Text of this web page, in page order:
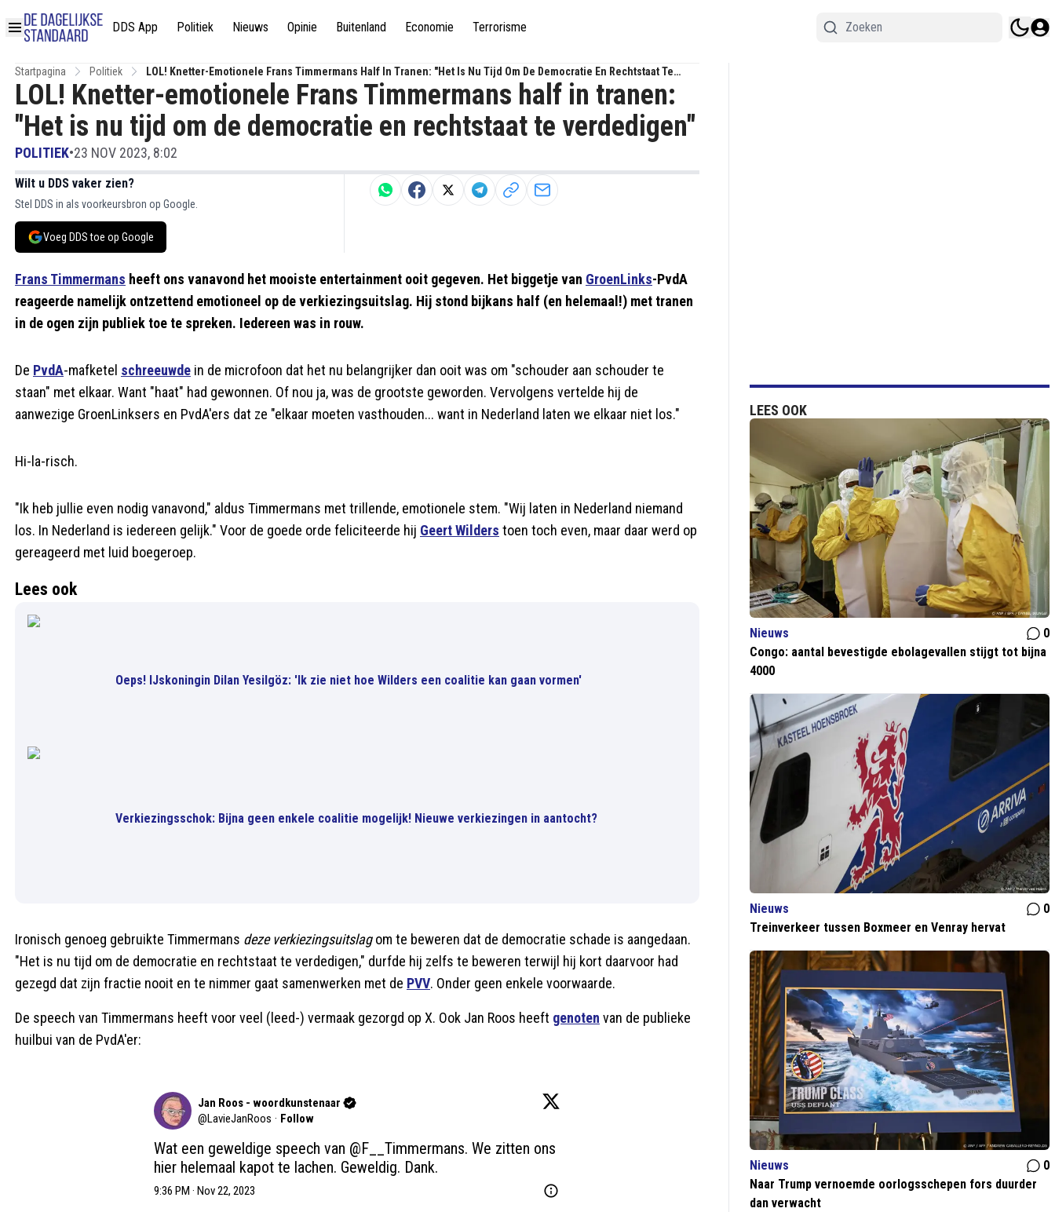
DDS App Politiek Nieuws Opinie Buitenland Economie Terrorisme
Startpagina Politiek
LOL! Knetter-Emotionele Frans Timmermans Half In Tranen: "Het Is Nu Tijd Om De Democratie En Rechtstaat Te
Verdedigen"
LOL! Knetter-emotionele Frans Timmermans half in tranen:
"Het is nu tijd om de democratie en rechtstaat te verdedigen"
POLITIEK•23 NOV 2023, 8:02
Wilt u DDS vaker zien?
Stel DDS in als voorkeursbron op Google.
Voeg DDS toe op Google
Frans Timmermans heeft ons vanavond het mooiste entertainment ooit gegeven. Het biggetje van GroenLinks-PvdA
reageerde namelijk ontzettend emotioneel op de verkiezingsuitslag. Hij stond bijkans half (en helemaal!) met tranen
in de ogen zijn publiek toe te spreken. Iedereen was in rouw.
De PvdA-mafketel schreeuwde in de microfoon dat het nu belangrijker dan ooit was om "schouder aan schouder te
staan" met elkaar. Want "haat" had gewonnen. Of nou ja, was de grootste geworden. Vervolgens vertelde hij de
aanwezige GroenLinksers en PvdA'ers dat ze "elkaar moeten vasthouden... want in Nederland laten we elkaar niet los."
Hi-la-risch.
"Ik heb jullie even nodig vanavond," aldus Timmermans met trillende, emotionele stem. "Wij laten in Nederland niemand
los. In Nederland is iedereen gelijk." Voor de goede orde feliciteerde hij Geert Wilders toen toch even, maar daar werd op
gereageerd met luid boegeroep.
Lees ook
Oeps! IJskoningin Dilan Yesilgöz: 'Ik zie niet hoe Wilders een coalitie kan gaan vormen'
Verkiezingsschok: Bijna geen enkele coalitie mogelijk! Nieuwe verkiezingen in aantocht?
Ironisch genoeg gebruikte Timmermans deze verkiezingsuitslagom te beweren dat de democratie schade is aangedaan.
"Het is nu tijd om de democratie en rechtstaat te verdedigen," durfde hij zelfs te beweren terwijl hij kort daarvoor had
gezegd dat zijn fractie nooit en te nimmer gaat samenwerken met de PVV. Onder geen enkele voorwaarde.
De speech van Timmermans heeft voor veel (leed-) vermaak gezorgd op X. Ook Jan Roos heeft genoten van de publieke
huilbui van de PvdA'er:
Jan Roos - woordkunstenaar
@LavieJanRoos · Follow
Wat een geweldige speech van @F__Timmermans. We zitten ons
hier helemaal kapot te lachen. Geweldig. Dank.
9:36 PM · Nov 22, 2023
LEES OOK
Nieuws
0
Congo: aantal bevestigde ebolagevallen stijgt tot bijna
4000
Nieuws
0
Treinverkeer tussen Boxmeer en Venray hervat
Nieuws
0
Naar Trump vernoemde oorlogsschepen fors duurder
dan verwacht